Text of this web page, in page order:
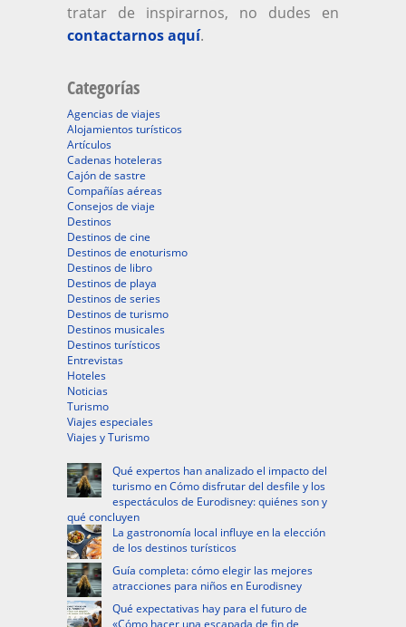
tratar de inspirarnos, no dudes en
contactarnos aquí.
Categorías
Agencias de viajes
Alojamientos turísticos
Artículos
Cadenas hoteleras
Cajón de sastre
Compañías aéreas
Consejos de viaje
Destinos
Destinos de cine
Destinos de enoturismo
Destinos de libro
Destinos de playa
Destinos de series
Destinos de turismo
Destinos musicales
Destinos turísticos
Entrevistas
Hoteles
Noticias
Turismo
Viajes especiales
Viajes y Turismo
Qué expertos han analizado el impacto del
turismo en Cómo disfrutar del desfile y los
espectáculos de Eurodisney: quiénes son y
qué concluyen
La gastronomía local influye en la elección
de los destinos turísticos
Guía completa: cómo elegir las mejores
atracciones para niños en Eurodisney
Qué expectativas hay para el futuro de
«Cómo hacer una escapada de fin de